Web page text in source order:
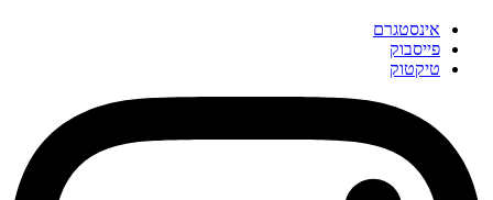
אינסטגרם
פייסבוק
טיקטוק